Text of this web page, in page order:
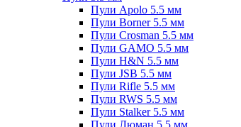
Пули Apolo 5.5 мм
Пули Borner 5.5 мм
Пули Crosman 5.5 мм
Пули GAMO 5.5 мм
Пули H&N 5.5 мм
Пули JSB 5.5 мм
Пули Rifle 5.5 мм
Пули RWS 5.5 мм
Пули Stalker 5.5 мм
Пули Люман 5.5 мм